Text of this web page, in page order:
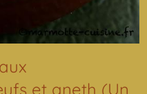
et aneth (Un